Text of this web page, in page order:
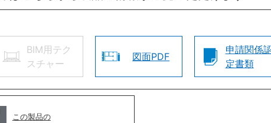
BIM用テク
スチャー
図面PDF
申請関係
定書類
この製品の